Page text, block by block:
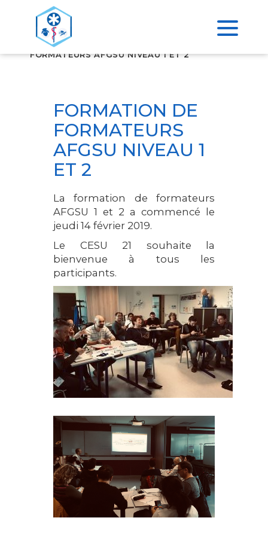
ACCUEIL
FORMATEURS AFGSU NIVEAU 1 ET 2
FORMATION DE
FORMATEURS
AFGSU NIVEAU 1
ET 2
La formation de formateurs
AFGSU 1 et 2 a commencé le
jeudi 14 février 2019.
Le CESU 21 souhaite la
bienvenue à tous les
participants.